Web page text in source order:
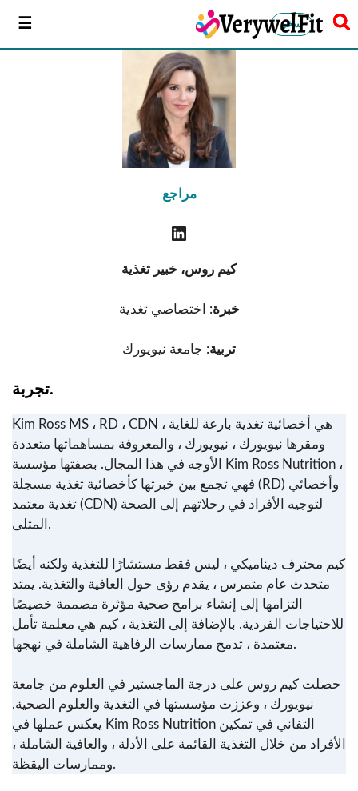
سخر
مراجع
كيم روس، خبير تغذية
خبرة: اختصاصي تغذية
تربية: جامعة نيويورك
تجربة.
Kim Ross MS ، RD ، CDN ، هي أخصائية تغذية بارعة للغاية
ومقرها نيويورك ، نيويورك ، والمعروفة بمساهماتها متعددة
الأوجه في هذا المجال. بصفتها مؤسسة Kim Ross Nutrition ،
فهي تجمع بين خبرتها كأخصائية تغذية مسجلة (RD) وأخصائي
تغذية معتمد (CDN) لتوجيه الأفراد في رحلاتهم إلى الصحة
المثلى.
كيم محترف ديناميكي ، ليس فقط مستشارًا للتغذية ولكنه أيضًا
متحدث عام متمرس ، يقدم رؤى حول العافية والتغذية. يمتد
التزامها إلى إنشاء برامج صحية مؤثرة مصممة خصيصًا
للاحتياجات الفردية. بالإضافة إلى التغذية ، كيم هي معلمة تأمل
معتمدة ، تدمج ممارسات الرفاهية الشاملة في نهجها.
حصلت كيم روس على درجة الماجستير في العلوم من جامعة
نيويورك ، وعززت مؤسستها في التغذية والعلوم الصحية.
يعكس عملها في Kim Ross Nutrition التفاني في تمكين
الأفراد من خلال التغذية القائمة على الأدلة ، والعافية الشاملة ،
وممارسات اليقظة.